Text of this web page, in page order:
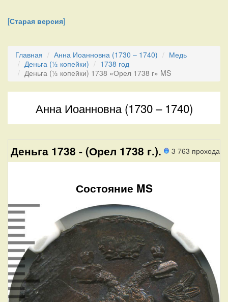
[Старая версия]
Главная Анна Иоанновна (1730 – 1740)
Медь
Деньга (½ копейки)
1738 год
Деньга (½ копейки) 1738 «Орел 1738 г» MS
Анна Иоанновна (1730 – 1740)
3 763 прохода
Деньга 1738 - (Орел 1738 г.).
Состояние MS